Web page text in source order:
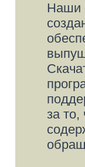
Наши
за то,